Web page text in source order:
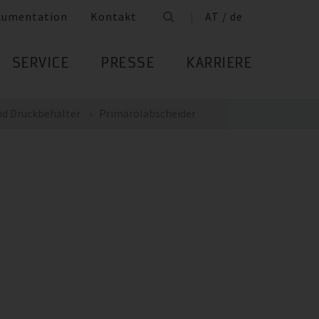
Kontakt AT / de
SERVICE PRESSE KARRIERE